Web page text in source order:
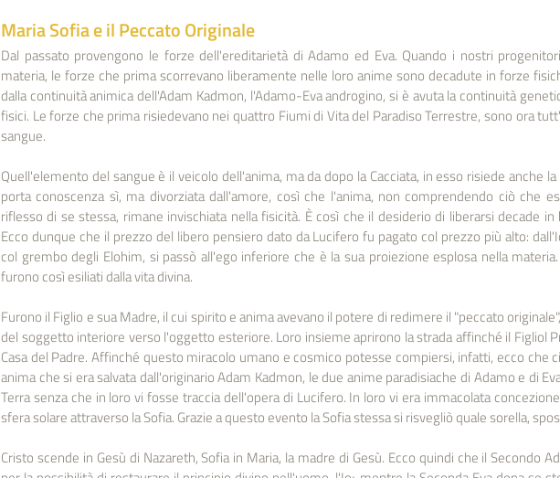
Maria Sofia e il Peccato Originale
Dal passato provengono le forze dell'ereditarietà di Adamo ed Eva. Quando i nostri
materia, le forze che prima scorrevano liberamente nelle loro anime sono decadute in forze
dalla continuità animica dell'Adam Kadmon, l'Adamo-Eva androgino, si è avuta la continuità
fisici. Le forze che prima risiedevano nei quattro Fiumi di Vita del Paradiso Terrestre, sono ora
sangue.
Quell'elemento del sangue è il veicolo dell'anima, ma da dopo la Cacciata, in esso risiede anche
porta conoscenza sì, ma divorziata dall'amore, così che l'anima, non comprendendo ciò che
riflesso di se stessa, rimane invischiata nella fisicità. È così che il desiderio di liberarsi decade
Ecco dunque che il prezzo del libero pensiero dato da Lucifero fu pagato col prezzo più alto:
col grembo degli Elohim, si passò all'ego inferiore che è la sua proiezione esplosa nella
furono così esiliati dalla vita divina.
Furono il Figlio e sua Madre, il cui spirito e anima avevano il potere di redimere il "peccato
del soggetto interiore verso l'oggetto esteriore. Loro insieme aprirono la strada affinché il Figliol
Casa del Padre. Affinché questo miracolo umano e cosmico potesse compiersi, infatti, ecco che
anima che si era salvata dall'originario Adam Kadmon, le due anime paradisiache di Adamo e di
Terra senza che in loro vi fosse traccia dell'opera di Lucifero. In loro vi era immacolata
sfera solare attraverso la Sofia. Grazie a questo evento la Sofia stessa si risvegliò quale sorella,
Cristo scende in Gesù di Nazareth, Sofia in Maria, la madre di Gesù. Ecco quindi che il Secondo